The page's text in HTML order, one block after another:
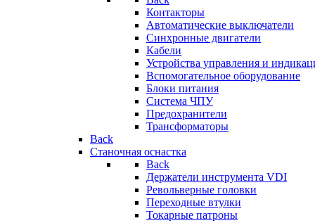
Контакторы
Автоматические выключатели
Синхронные двигатели
Кабели
Устройства управления и
Вспомогательное оборудование
Блоки питания
Система ЧПУ
Предохранители
Трансформаторы
Back
Станочная оснастка
Back
Держатели инструмента VDI
Револьверные головки
Переходные втулки
Токарные патроны